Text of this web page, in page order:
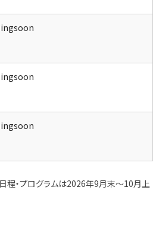
程・プログラムは2026年9月末～10月上